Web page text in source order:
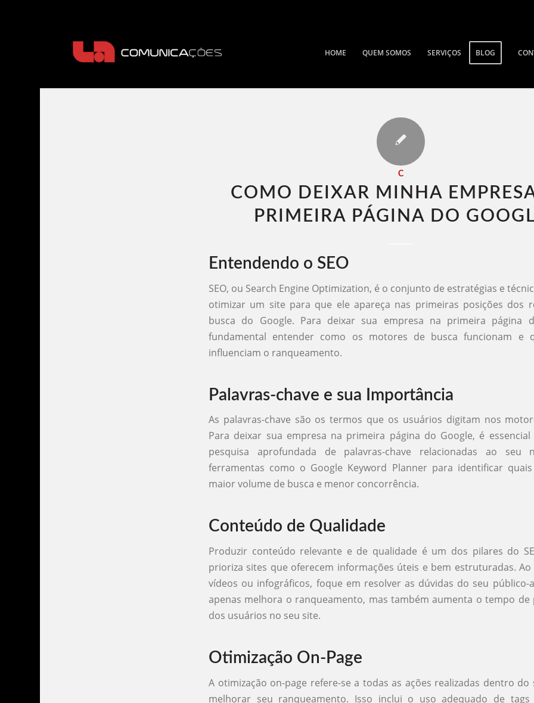
HOME QUEM SOMOS SERVIÇOS BLOG
C
COMO DEIXAR MINHA
PRIMEIRA PÁGINA DO
Entendendo o SEO
SEO, ou Search Engine Optimization, é o conjunto de estratégias e
otimizar um site para que ele apareça nas primeiras posições dos
busca do Google. Para deixar sua empresa na primeira página
fundamental entender como os motores de busca funcionam e
influenciam o ranqueamento.
Palavras-chave e sua Importância
As palavras-chave são os termos que os usuários digitam nos
Para deixar sua empresa na primeira página do Google, é essencial
pesquisa aprofundada de palavras-chave relacionadas ao seu
ferramentas como o Google Keyword Planner para identificar
maior volume de busca e menor concorrência.
Conteúdo de Qualidade
Produzir conteúdo relevante e de qualidade é um dos pilares do
prioriza sites que oferecem informações úteis e bem estruturadas.
vídeos ou infográficos, foque em resolver as dúvidas do seu público-
apenas melhora o ranqueamento, mas também aumenta o tempo de
dos usuários no seu site.
Otimização On-Page
A otimização on-page refere-se a todas as ações realizadas dentro do
melhorar seu ranqueamento. Isso inclui o uso adequado de tags